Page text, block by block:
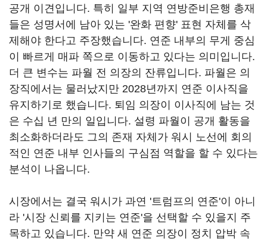
공개 이견입니다. 특히 일부 지역 연방준비은행 총재
들은 성명서에 남아 있는 '완화 편향' 표현 자체를 삭
제해야 한다고 주장했습니다. 연준 내부의 무게 중심
이 빠르게 매파 쪽으로 이동하고 있다는 의미입니다.
더 큰 변수는 파월 전 의장의 잔류입니다. 파월은 의
장직에서는 물러났지만 2028년까지 연준 이사직을
유지하기로 했습니다. 퇴임 의장이 이사직에 남는 것
은 수십 년 만의 일입니다. 설령 파월이 공개 활동을
최소화하더라도 그의 존재 자체가 워시 노선에 회의
적인 연준 내부 인사들의 구심점 역할을 할 수 있다는
분석이 나옵니다.
시장에서는 결국 워시가 과연 '트럼프의 연준'이 아니
라 '시장 신뢰를 지키는 연준'을 선택할 수 있을지 주
목하고 있습니다. 만약 새 연준 의장이 정치 압박 속